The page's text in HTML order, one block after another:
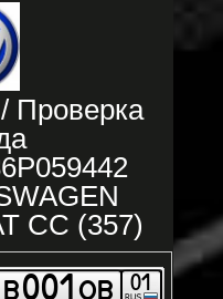
Проверка
CC (357)